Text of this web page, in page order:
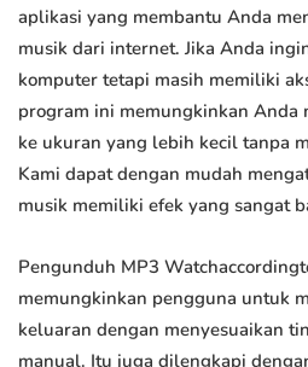
aplikasi yang membantu Anda
musik dari internet. Jika Anda
komputer tetapi masih memiliki
program ini memungkinkan Anda
ke ukuran yang lebih kecil tanpa
Kami dapat dengan mudah
musik memiliki efek yang sangat
Pengunduh MP3
memungkinkan pengguna untuk
keluaran dengan menyesuaikan
manual. Itu juga dilengkapi